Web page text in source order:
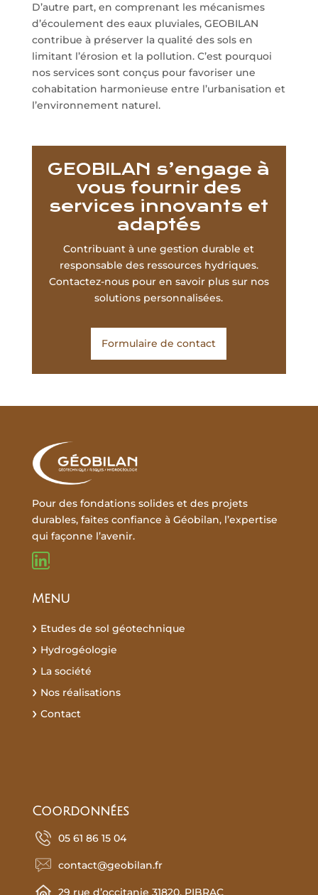
D’autre part, en comprenant les mécanismes
d’écoulement des eaux pluviales, GEOBILAN
contribue à préserver la qualité des sols en
limitant l’érosion et la pollution. C’est pourquoi
nos services sont conçus pour favoriser une
cohabitation harmonieuse entre l’urbanisation et
l’environnement naturel.
GEOBILAN s’engage à
vous fournir des
services innovants et
adaptés
Contribuant à une gestion durable et
responsable des ressources hydriques.
Contactez-nous pour en savoir plus sur nos
solutions personnalisées.
Formulaire de contact
Pour des fondations solides et des projets
durables, faites confiance à Géobilan, l’expertise
qui façonne l’avenir.
Menu
Etudes de sol géotechnique
Hydrogéologie
La société
Nos réalisations
Contact
Coordonnées
05 61 86 15 04
contact@geobilan.fr
29 rue d’occitanie 31820, PIBRAC